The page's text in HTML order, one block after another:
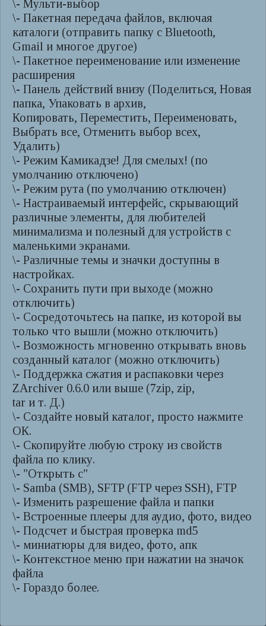
\- Мульти-выбор
\- Пакетная передача файлов, включая
каталоги (отправить папку с Bluetooth,
Gmail и многое другое)
\- Пакетное переименование или изменение
расширения
\- Панель действий внизу (Поделиться, Новая
папка, Упаковать в архив,
Копировать, Переместить, Переименовать,
Выбрать все, Отменить выбор всех,
Удалить)
\- Режим Камикадзе! Для смелых! (по
умолчанию отключено)
\- Режим рута (по умолчанию отключен)
\- Настраиваемый интерфейс, скрывающий
различные элементы, для любителей
минимализма и полезный для устройств с
маленькими экранами.
\- Различные темы и значки доступны в
настройках.
\- Сохранить пути при выходе (можно
отключить)
\- Сосредоточьтесь на папке, из которой вы
только что вышли (можно отключить)
\- Возможность мгновенно открывать вновь
созданный каталог (можно отключить)
\- Поддержка сжатия и распаковки через
ZArchiver 0.6.0 или выше (7zip, zip,
tar и т. Д.)
\- Создайте новый каталог, просто нажмите
ОК.
\- Скопируйте любую строку из свойств
файла по клику.
\- "Открыть с"
\- Samba (SMB), SFTP (FTP через SSH), FTP
\- Изменить разрешение файла и папки
\- Встроенные плееры для аудио, фото, видео
\- Подсчет и быстрая проверка md5
\- миниатюры для видео, фото, апк
\- Контекстное меню при нажатии на значок
файла
\- Гораздо более.